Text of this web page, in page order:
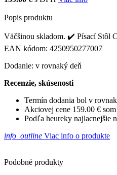
Popis produktu
Väčšinou skladom. ✔️ Písací Stôl
EAN kódom: 4250950277007
Dodanie: v rovnaký deň
Recenzie, skúsenosti
Termín dodania bol v
Akciovej cene 159.00 €
Podľa heureky najlacnejšie
info_outline Viac info o produkte
Podobné produkty